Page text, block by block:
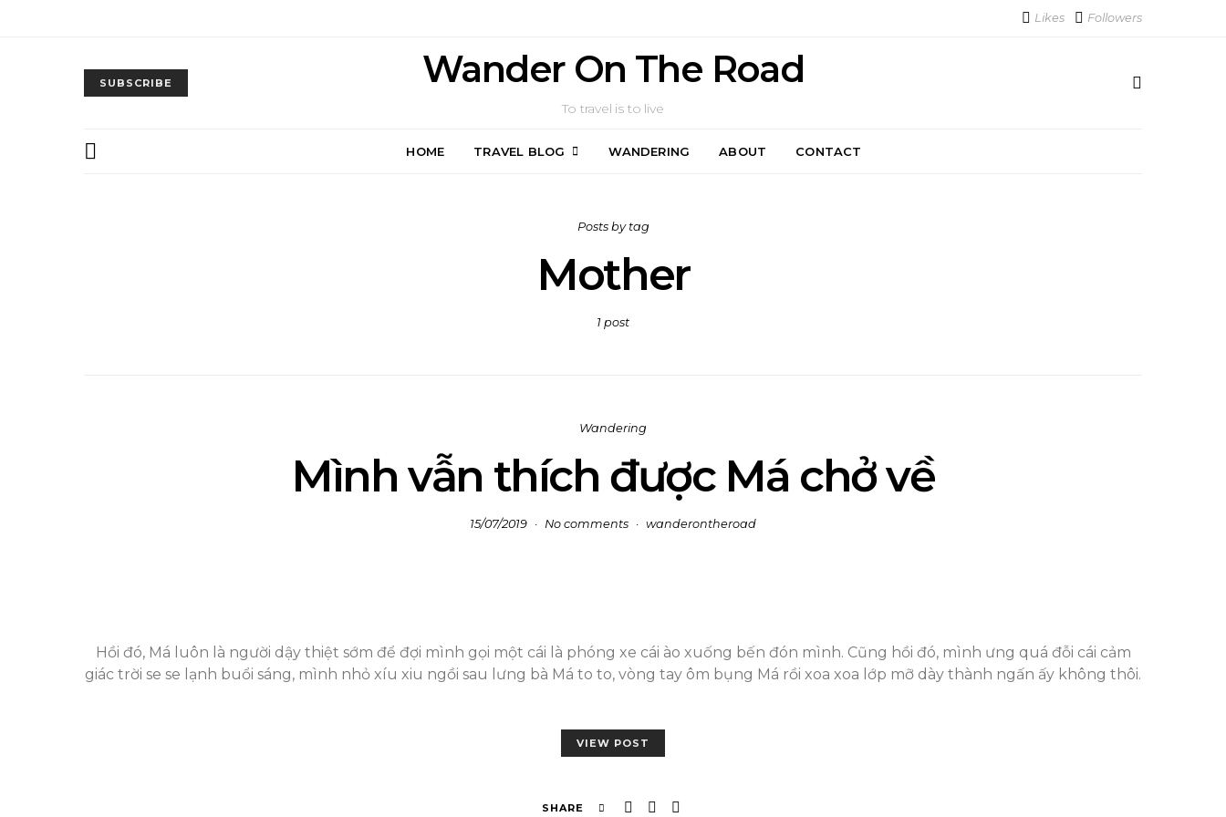
Likes Followers
SUBSCRIBE Wander On The Road
To travel is to live
HOME TRAVEL BLOG WANDERING ABOUT CONTACT
Posts by tag
Mother
1 post
Wandering
Mình vẫn thích được Má chở về
15/07/2019 No comments wanderontheroad
Hồi đó, Má luôn là người dậy thiệt sớm để đợi mình gọi một cái là phóng xe cái ào xuống bến đón mình. Cũng hồi đó, mình ưng quá đỗi cái cảm
giác trời se se lạnh buổi sáng, mình nhỏ xíu xiu ngồi sau lưng bà Má to to, vòng tay ôm bụng Má rồi xoa xoa lớp mỡ dày thành ngấn ấy không thôi.
VIEW POST
SHARE